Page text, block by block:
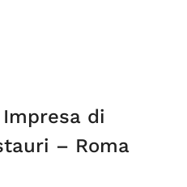
di
– Roma